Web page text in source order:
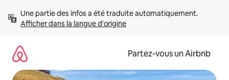
directement
Afficher dans la langue d'origine
Partez-vous un Airbnb